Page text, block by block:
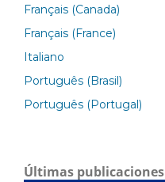
Français (Canada)
Français (France)
Italiano
Português (Brasil)
Português (Portugal)
Últimas publicaciones